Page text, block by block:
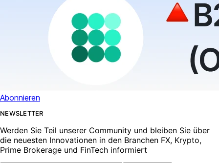
Abonnieren
NEWSLETTER
Werden Sie Teil unserer Community und bleiben Sie über
die neuesten Innovationen in den Branchen FX, Krypto,
Prime Brokerage und FinTech informiert